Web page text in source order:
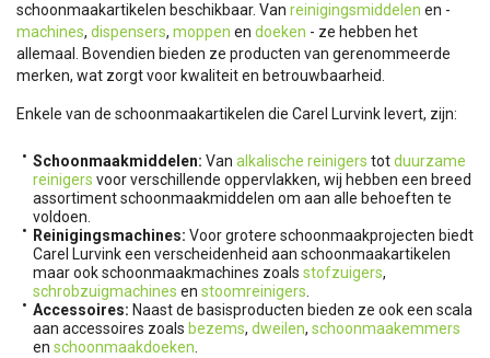
schoonmaakartikelen beschikbaar. Van reinigingsmiddelen en -
machines, dispensers, moppen en doeken - ze hebben het
allemaal. Bovendien bieden ze producten van gerenommeerde
merken, wat zorgt voor kwaliteit en betrouwbaarheid.
Enkele van de schoonmaakartikelen die Carel Lurvink levert, zijn:
Schoonmaakmiddelen: Van alkalische reinigers totduurzame
reinigers voor verschillende oppervlakken, wij hebben een breed
assortiment schoonmaakmiddelen om aan alle behoeften te
voldoen.
Reinigingsmachines: Voor grotere schoonmaakprojecten biedt
Carel Lurvink een verscheidenheid aan schoonmaakartikelen
maar ook schoonmaakmachines zoals stofzuigers,
schrobzuigmachines en stoomreinigers.
Accessoires: Naast de basisproducten bieden ze ook een scala
aan accessoires zoals bezems, dweilen, schoonmaakemmers
en schoonmaakdoeken.